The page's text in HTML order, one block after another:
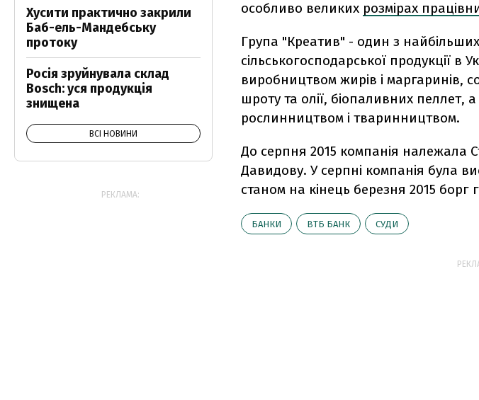
особливо великих розмірах
Група "Креатив" - один з
сільськогосподарської продукції в
виробництвом жирів і маргаринів,
шроту та олії, біопаливних пеллет,
рослинництвом і тваринництвом.
До серпня 2015 компанія належала
Давидову. У серпні компанія була
станом на кінець березня 2015
БАНКИ ВТБ БАНК СУДИ
Хусити практично закрили
Баб-ель-Мандебську
протоку
Росія зруйнувала склад
Bosch: уся продукція
знищена
ВСІ НОВИНИ
РЕКЛАМА: